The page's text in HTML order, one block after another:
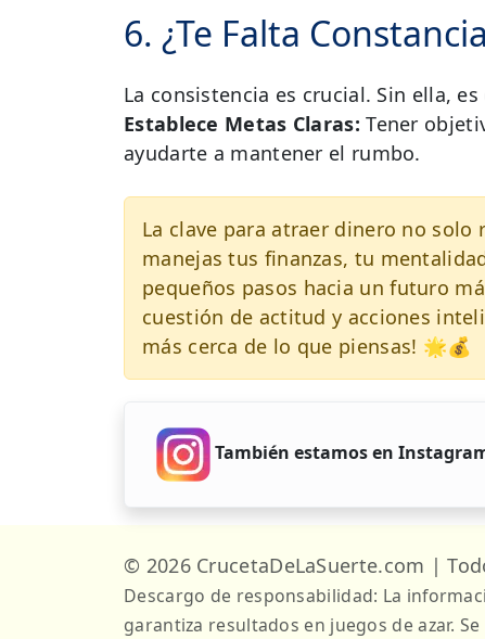
6. ¿Te Falta
La consistencia es crucial. Sin ella,
Establece Metas Claras: Tener
ayudarte a mantener el rumbo.
La clave para atraer dinero no
manejas tus finanzas, tu
pequeños pasos hacia un futuro
cuestión de actitud y acciones
más cerca de lo que piensas! 🌟💰
También estamos en
© 2026 CrucetaDeLaSuerte.com |
Descargo de responsabilidad: La
garantiza resultados en juegos de azar.